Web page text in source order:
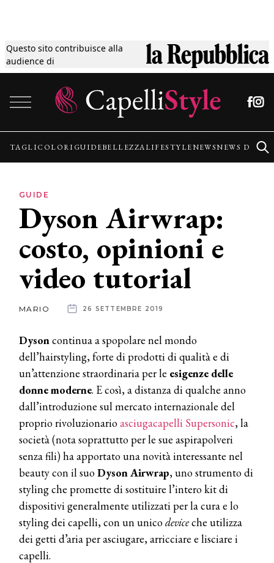
Questo sito contribuisce alla
audience di
Tagli
Colori
Guide
Lifestyle
News
News
aziende
TAGLICOLORI GUIDEBELLEZZALIFESTYLENEWSNEWS
GUIDE
Dyson Airwrap:
costo, opinioni e
video tutorial
MARIO 26 SETTEMBRE 2019
Dysoncontinua a spopolare nel mondo
dell’hairstyling, forte di prodotti di qualità e di
un’attenzione straordinaria per le esigenze delle
donne moderne. E così, a distanza di qualche anno
dall’introduzione sul mercato internazionale del
proprio rivoluzionarioasciugacapelli Supersonic, la
società (nota soprattutto per le sue aspirapolveri
senza fili) ha apportato una novità interessante nel
beauty con il suoDyson Airwrap, uno strumento di
styling che promette di sostituire l’intero kit di
dispositivi generalmente utilizzati per la cura e lo
styling dei capelli, con un unicodeviceche utilizza
dei getti d’aria per asciugare, arricciare e lisciare i
capelli.